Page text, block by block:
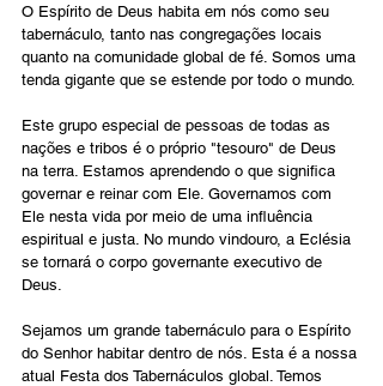
O Espírito de Deus habita em nós como seu
tabernáculo, tanto nas congregações locais
quanto na comunidade global de fé. Somos uma
tenda gigante que se estende por todo o mundo.
Este grupo especial de pessoas de todas as
nações e tribos é o próprio "tesouro" de Deus
na terra. Estamos aprendendo o que significa
governar e reinar com Ele. Governamos com
Ele nesta vida por meio de uma influência
espiritual e justa. No mundo vindouro, a Eclésia
se tornará o corpo governante executivo de
Deus.
Sejamos um grande tabernáculo para o Espírito
do Senhor habitar dentro de nós. Esta é a nossa
atual Festa dos Tabernáculos global. Temos